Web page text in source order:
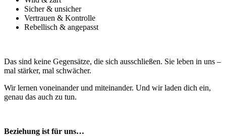
Sicher & unsicher
Vertrauen & Kontrolle
Rebellisch & angepasst
Das sind keine Gegensätze, die sich ausschließen. Sie leben in uns –
mal stärker, mal schwächer.
Wir lernen voneinander und miteinander. Und wir laden dich ein,
genau das auch zu tun.
Beziehung ist für uns…